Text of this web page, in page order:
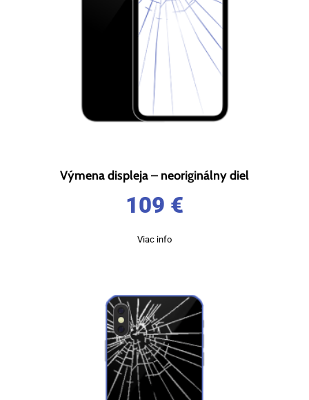
Výmena displeja – neoriginálny diel
109 €
Viac info